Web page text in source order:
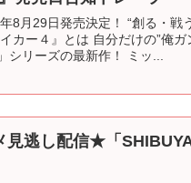
8月29日発売決定！ “創る・戦
カー４』とは 自分だけの”俺ガ
シリーズの最新作！ ミッ...
見逃し配信★「